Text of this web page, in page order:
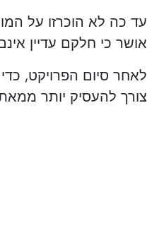
עד כה לא הוכרזו על
אושר כי חלקם עדיין
לאחר סיום הפרויקט,
צורך להעסיק יותר